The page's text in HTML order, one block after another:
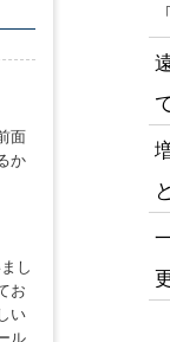
面
か
し
お
い
ル